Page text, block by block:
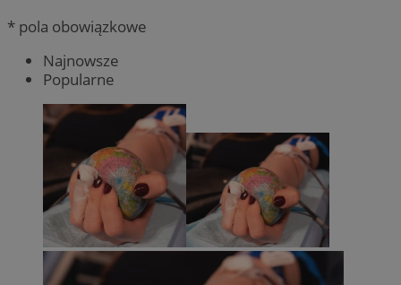
* pola obowiązkowe
Najnowsze
Popularne